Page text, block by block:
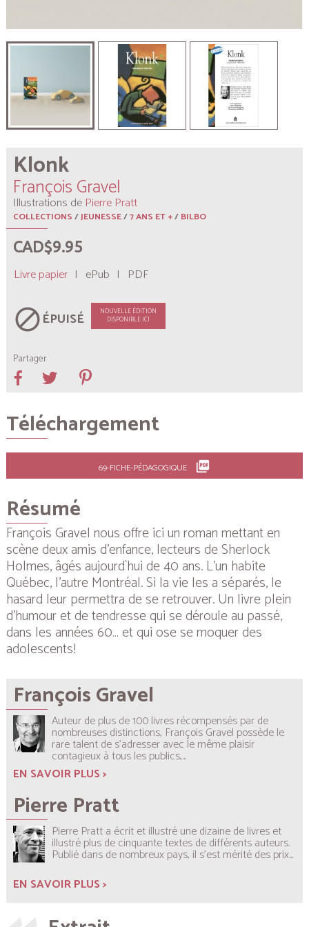
Klonk
François Gravel
Illustrations de Pierre Pratt
COLLECTIONS/JEUNESSE/7 ANS ET +/BILBO
CAD$9.95
Livre papier | ePub | PDF
blockÉPUISÉ
NOUVELLE ÉDITION
DISPONIBLE ICI
Partager
Téléchargement
69-FICHE-PÉDAGOGIQUE picture_as_pdf
Résumé
François Gravel nous offre ici un roman mettant en
scène deux amis d’enfance, lecteurs de Sherlock
Holmes, âgés aujourd`hui de 40 ans. L’un habite
Québec, l’autre Montréal. Si la vie les a séparés, le
hasard leur permettra de se retrouver. Un livre plein
d’humour et de tendresse qui se déroule au passé,
dans les années 60… et qui ose se moquer des
adolescents!
François Gravel
Auteur de plus de 100 livres récompensés par de
nombreuses distinctions, François Gravel possède le
rare talent de s’adresser avec le même plaisir
contagieux à tous les publics,...
EN SAVOIR PLUS >
Pierre Pratt
Pierre Pratt a écrit et illustré une dizaine de livres et
illustré plus de cinquante textes de différents auteurs.
Publié dans de nombreux pays, il s’est mérité des prix...
EN SAVOIR PLUS >